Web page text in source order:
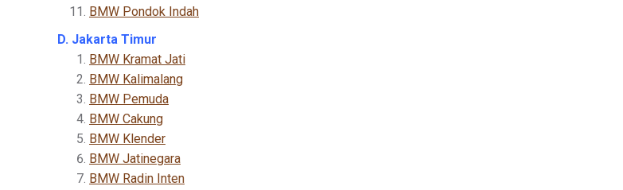
BMW Pondok Indah
D. Jakarta Timur
BMW Kramat Jati
BMW Kalimalang
BMW Pemuda
BMW Cakung
BMW Klender
BMW Jatinegara
BMW Radin Inten